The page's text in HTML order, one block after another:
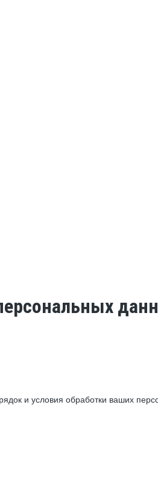
и условия обработки ваших